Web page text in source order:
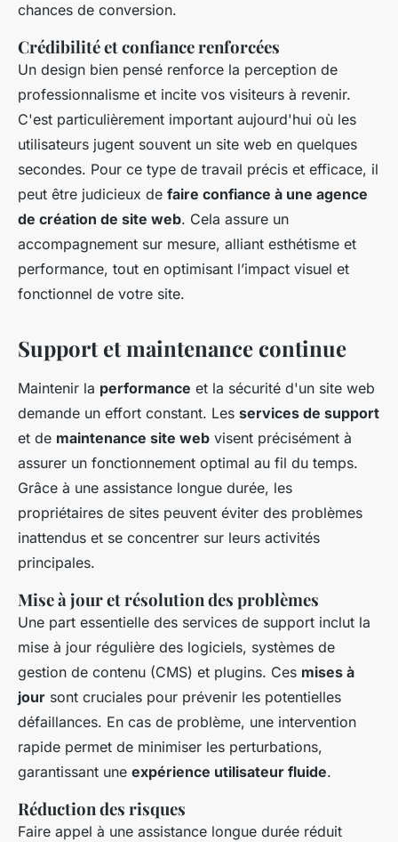
chances de conversion.
Crédibilité et confiance renforcées
Un design bien pensé renforce la perception de
professionnalisme et incite vos visiteurs à revenir.
C'est particulièrement important aujourd'hui où les
utilisateurs jugent souvent un site web en quelques
secondes. Pour ce type de travail précis et efficace, il
peut être judicieux de faire confiance à une agence
de création de site web. Cela assure un
accompagnement sur mesure, alliant esthétisme et
performance, tout en optimisant l’impact visuel et
fonctionnel de votre site.
Support et maintenance continue
Maintenir la performance et la sécurité d'un site web
demande un effort constant. Les services de support
et de maintenance site web visent précisément à
assurer un fonctionnement optimal au fil du temps.
Grâce à une assistance longue durée, les
propriétaires de sites peuvent éviter des problèmes
inattendus et se concentrer sur leurs activités
principales.
Mise à jour et résolution des problèmes
Une part essentielle des services de support inclut la
mise à jour régulière des logiciels, systèmes de
gestion de contenu (CMS) et plugins. Ces mises à
jour sont cruciales pour prévenir les potentielles
défaillances. En cas de problème, une intervention
rapide permet de minimiser les perturbations,
garantissant une expérience utilisateur fluide.
Réduction des risques
Faire appel à une assistance longue durée réduit